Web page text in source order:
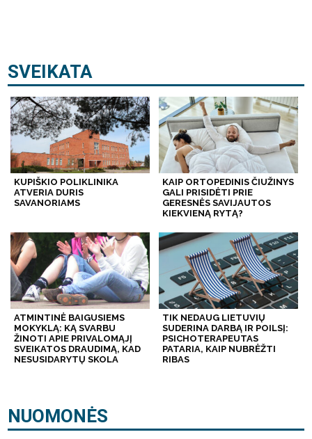
SVEIKATA
KUPIŠKIO POLIKLINIKA
ATVERIA DURIS
SAVANORIAMS
KAIP ORTOPEDINIS ČIUŽINYS
GALI PRISIDĖTI PRIE
GERESNĖS SAVIJAUTOS
KIEKVIENĄ RYTĄ?
ATMINTINĖ BAIGUSIEMS
MOKYKLĄ: KĄ SVARBU
ŽINOTI APIE PRIVALOMĄJĮ
SVEIKATOS DRAUDIMĄ, KAD
NESUSIDARYTŲ SKOLA
TIK NEDAUG LIETUVIŲ
SUDERINA DARBĄ IR POILSĮ:
PSICHOTERAPEUTAS
PATARIA, KAIP NUBRĖŽTI
RIBAS
NUOMONĖS